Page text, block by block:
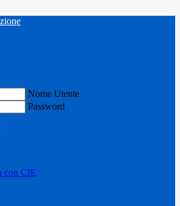
Nome Utente
Password
con CIE